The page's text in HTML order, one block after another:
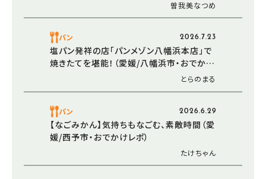
曽我美なつめ
パン 2026.7.23
塩パン発祥の店「パンメゾン八幡浜本店」で
焼きたてを堪能！（愛媛/八幡浜市・おでかけ
とらのまる
パン 2026.6.29
【なごみかん】気持ちもなごむ、素敵時間（愛
媛/西予市・おでかけレポ）
たけちゃん